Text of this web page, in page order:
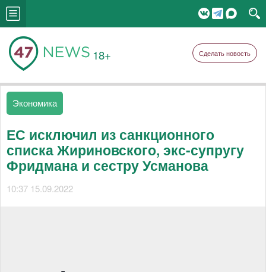
18+ Сделать новость
Экономика
ЕС исключил из санкционного
списка Жириновского, экс-супругу
Фридмана и сестру Усманова
10:37 15.09.2022